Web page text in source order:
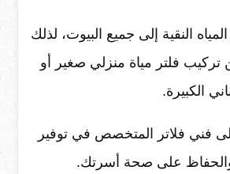
النقية إلى جميع البيوت، لذلك
تركيب فلتر مياة منزلي صغير أو
الكبيرة.
فني فلاتر المتخصص في توفير
والحفاظ على صحة أسرتك.